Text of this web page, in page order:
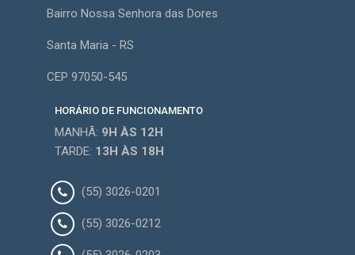
Bairro Nossa Senhora das Dores
Santa Maria - RS
CEP 97050-545
HORÁRIO DE FUNCIONAMENTO
MANHÃ: 9H ÀS 12H
TARDE: 13H ÀS 18H
(55) 3026-0201
(55) 3026-0212